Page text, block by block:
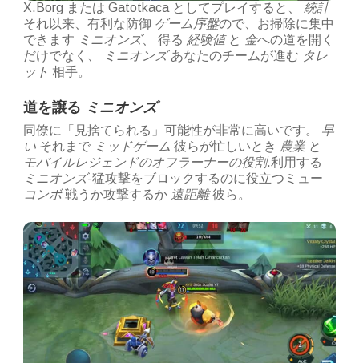
X.Borg または Gatotkaca としてプレイすると、 統計
それ以来、有利な防御 ゲーム序盤ので、お掃除に集中
できます ミニオンズ、 得る 経験値と 金への道を開く
だけでなく、
ミニオンズあなたのチームが進む タレ
ット 相手。
道を譲る ミニオンズ
同僚に「見捨てられる」可能性が非常に高いです。 早
い それまで ミッドゲーム 彼らが忙しいとき 農業と
モバイルレジェンドのオフラーナーの役割.利用する
ミニオンズ-猛攻撃をブロックするのに役立つミュー
コンボ戦うか攻撃するか 遠距離彼ら。